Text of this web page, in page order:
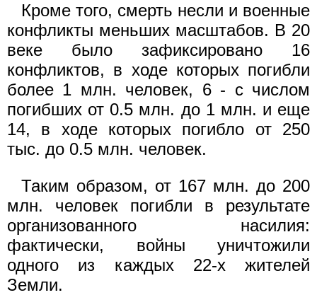
Кроме того, смерть несли и военные
конфликты меньших масштабов. В 20
веке было зафиксировано 16
конфликтов, в ходе которых погибли
более 1 млн. человек, 6 - с числом
погибших от 0.5 млн. до 1 млн. и еще
14, в ходе которых погибло от 250
тыс. до 0.5 млн. человек.
Таким образом, от 167 млн. до 200
млн. человек погибли в результате
организованного насилия:
фактически, войны уничтожили
одного из каждых 22-х жителей
Земли.